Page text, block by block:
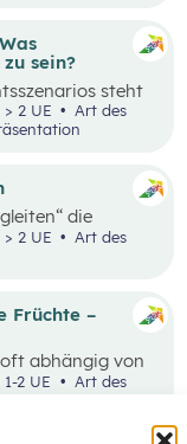
sein?
steht
welches den
für ein gutes
und einem
2 UE
Art des
die
Person bei der
und
welche
das erworbene
2 UE
Früchte –
abhängig von
davor
Beispiel
Waren
vorher
2 UE
Art des